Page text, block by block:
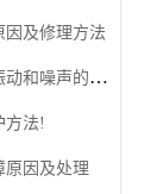
因及修理方法
离心泵运行期间产生振动和噪声的常见原因
方法!
原因及处理